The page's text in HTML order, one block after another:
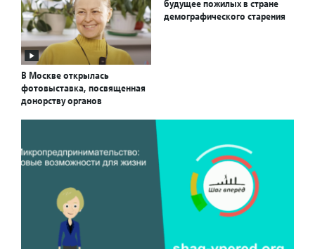
В Москве открылась
фотовыставка, посвященная
донорству органов
будущее пожилых в стране
демографического старения